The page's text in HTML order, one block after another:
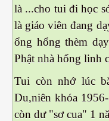
là ...cho tui đi học
là giáo viên đang
ổng hổng thèm
Phật nhà hổng linh
Tui còn nhớ lúc
Du,niên khóa
còn dư "sơ cua" 1
Hạng